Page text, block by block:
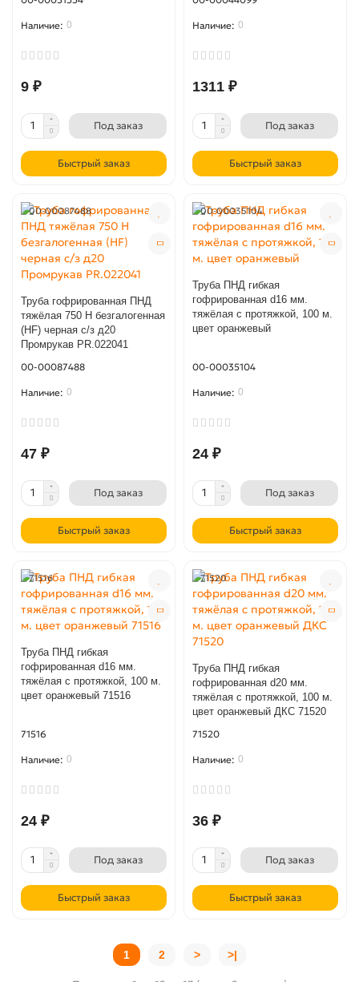
0
9 ₽
Под заказ
Быстрый заказ
0
1311 ₽
Под заказ
Быстрый заказ
00-00087488
Труба гофрированная ПНД
тяжёлая 750 Н безгалогенная
(HF) черная с/з д20
Промрукав PR.022041
00-00087488
0
47 ₽
Под заказ
Быстрый заказ
00-00035104
Труба ПНД гибкая
гофрированная d16 мм.
тяжёлая с протяжкой, 100 м.
цвет оранжевый
00-00035104
0
24 ₽
Под заказ
Быстрый заказ
71516
Труба ПНД гибкая
гофрированная d16 мм.
тяжёлая с протяжкой, 100 м.
цвет оранжевый 71516
71516
0
24 ₽
Под заказ
Быстрый заказ
71520
Труба ПНД гибкая
гофрированная d20 мм.
тяжёлая с протяжкой, 100 м.
цвет оранжевый ДКС 71520
71520
0
36 ₽
Под заказ
Быстрый заказ
1 2 > >|